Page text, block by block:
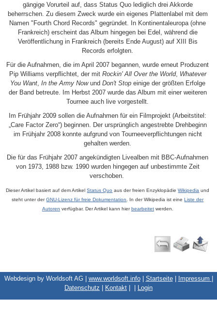
gängige Vorurteil auf, dass Status Quo lediglich drei Akkorde
beherrschen. Zu diesem Zweck wurde ein eigenes Plattenlabel mit dem
Namen "Fourth Chord Records" gegründet. In Kontinentaleuropa (ohne
Frankreich) erscheint das Album hingegen bei Edel, während die
Veröffentlichung in Frankreich (bereits Ende August) auf XIII Bis
Records erfolgten.
Für die Aufnahmen, die im April 2007 begannen, wurde erneut Produzent
Pip Williams verpflichtet, der mit Rockin' All Over the World, Whatever
You Want, In the Army Nowund Don't Stopeinige der größten Erfolge
der Band betreute. Im Herbst 2007 wurde das Album mit einer weiteren
Tournee auch live vorgestellt.
Im Frühjahr 2009 sollen die Aufnahmen für ein Filmprojekt (Arbeitstitel:
„Care Factor Zero“) beginnen. Der ursprünglich angestrebte Drehbeginn
im Frühjahr 2008 konnte aufgrund von Tourneeverpflichtungen nicht
gehalten werden.
Die für das Frühjahr 2007 angekündigten Livealben mit BBC-Aufnahmen
von 1973, 1988 bzw. 1990 wurden hingegen auf unbestimmte Zeit
verschoben.
Dieser Artikel basiert auf dem ArtikelStatus Quo aus der freien EnzyklopädieWikipedia und
steht unter derGNU-Lizenz für freie Dokumentation. In der Wikipedia ist eineListe der
Autoren verfügbar. Der Artikel kann hierbearbeitetwerden.
Webdesign by Worldsoft AG | www.worldsoft.info| Startseite| Impressum
Datenschutz
Kontakt Login